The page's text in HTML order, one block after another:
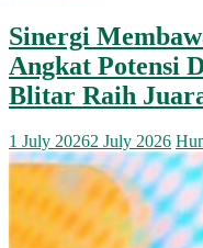
Sinergi
Angkat Potensi
Blitar Raih
1 July 20262 July 2026